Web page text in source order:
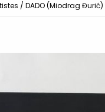
/ DADO (Miodrag Đurić)